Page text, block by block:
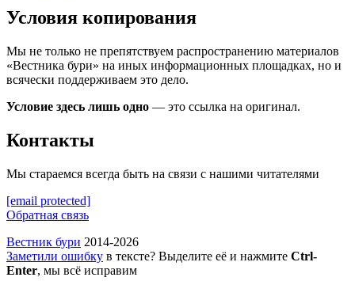
Условия копирования
Мы не только не препятствуем распространению материалов
«Вестника бури» на иных информационных площадках, но и
всячески поддерживаем это дело.
Условие здесь лишь одно — это ссылка на оригинал.
Контакты
Мы стараемся всегда быть на связи с нашими читателями
[email protected]
Обратная связь
Вестник бури 2014-2026
Заметили ошибку в тексте? Выделите её и нажмите Ctrl-
Enter, мы всё исправим